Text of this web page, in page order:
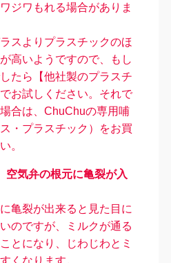
ジワもれる場合がありま
スよりプラスチックのほ
高いようですので、もし
たら【他社製のプラスチ
お試しください。それで
合は、ChuChuの専用哺
・プラスチック）をお買
。
空気弁の根元に亀裂が入
亀裂が出来ると見た目に
のですが、ミルクが通る
とになり、じわじわとミ
くなります。